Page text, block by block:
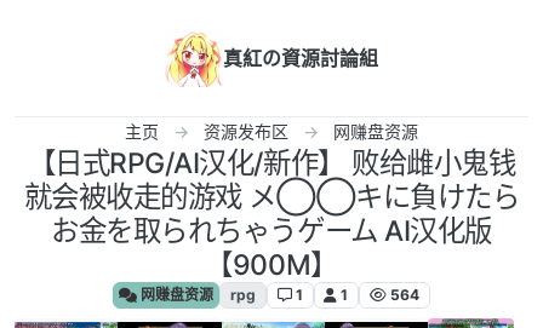
真紅の資源討論組
主页 资源发布区 网赚盘资源
【日式RPG/AI汉化/新作】 败给雌小鬼钱
就会被收走的游戏 メ◯◯キに負けたら
お金を取られちゃうゲーム AI汉化版
【900M】
网赚盘资源 rpg 1 1 564